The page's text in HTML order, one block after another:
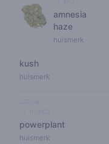
amnesia
haze
huismerk
kush
huismerk
powerplant
huismerk